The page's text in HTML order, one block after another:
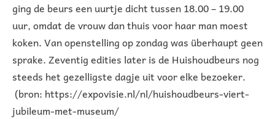
ging de beurs een uurtje dicht tussen 18.00 – 19.00
uur, omdat de vrouw dan thuis voor haar man moest
koken. Van openstelling op zondag was überhaupt geen
sprake. Zeventig edities later is de Huishoudbeurs nog
steeds het gezelligste dagje uit voor elke bezoeker.
(bron: https://expovisie.nl/nl/huishoudbeurs-viert-
jubileum-met-museum/